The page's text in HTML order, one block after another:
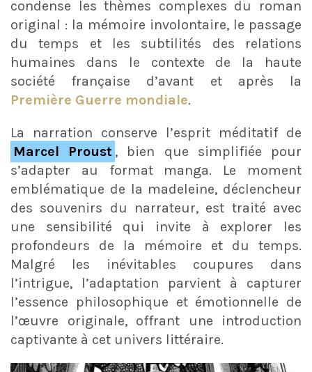
condense les thèmes complexes du roman
original : la mémoire involontaire, le passage
du temps et les subtilités des relations
humaines dans le contexte de la haute
société française d’avant et après la
Première Guerre mondiale.
La narration conserve l’esprit méditatif de
Marcel Proust , bien que simplifiée pour
s’adapter au format manga. Le moment
emblématique de la madeleine, déclencheur
des souvenirs du narrateur, est traité avec
une sensibilité qui invite à explorer les
profondeurs de la mémoire et du temps.
Malgré les inévitables coupures dans
l’intrigue, l’adaptation parvient à capturer
l’essence philosophique et émotionnelle de
l’œuvre originale, offrant une introduction
captivante à cet univers littéraire.